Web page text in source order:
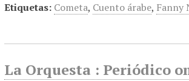
Etiquetas: Cometa, Cuento árabe, Fanny
La Orquesta : Periódico